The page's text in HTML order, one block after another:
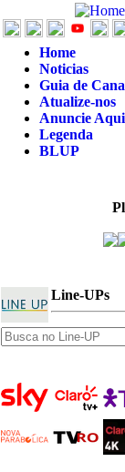
Home
Noticias
Guia de
Atualize-nos
Anuncie Aqui
Legenda
BLUP
Line-UPs